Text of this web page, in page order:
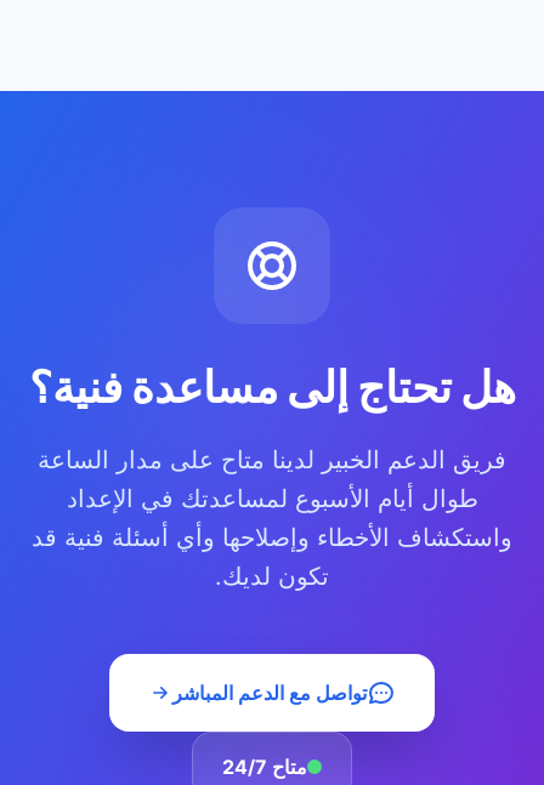
هل تحتاج إلى مساعدة فنية؟
فريق الدعم الخبير لدينا متاح على مدار الساعة
طوال أيام الأسبوع لمساعدتك في الإعداد
واستكشاف الأخطاء وإصلاحها وأي أسئلة فنية قد
تكون لديك.
تواصل مع الدعم المباشر
متاح 24/7